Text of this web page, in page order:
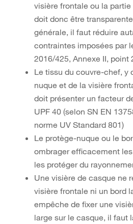
visière frontale ou la
doit donc être
générale, il faut réduire
contraintes imposées par
2016/425, Annexe II, point
Le tissu du couvre-chef, y
nuque et de la visière
doit présenter un facteur
UPF 40 (selon SN EN
norme UV Standard 801)
Le protège-nuque ou le
ombrager efficacement
les protéger du
Une visière de casque ne
visière frontale ni un bord
empêche de fixer une
large sur le casque, il faut